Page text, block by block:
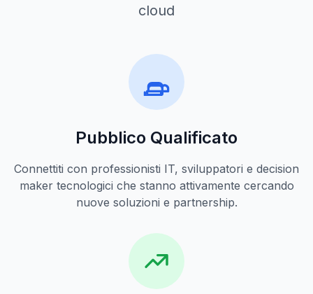
cloud
Pubblico Qualificato
Connettiti con professionisti IT, sviluppatori e decision
maker tecnologici che stanno attivamente cercando
nuove soluzioni e partnership.